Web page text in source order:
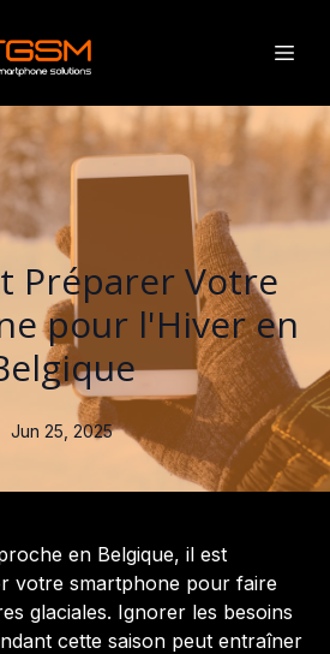
Préparer Votre
pour l'Hiver en
Jun 25, 2025
en Belgique, il est
votre smartphone pour faire
glaciales. Ignorer les besoins
cette saison peut entraîner